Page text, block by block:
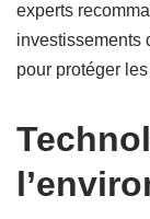
experts
investissements
pour protéger